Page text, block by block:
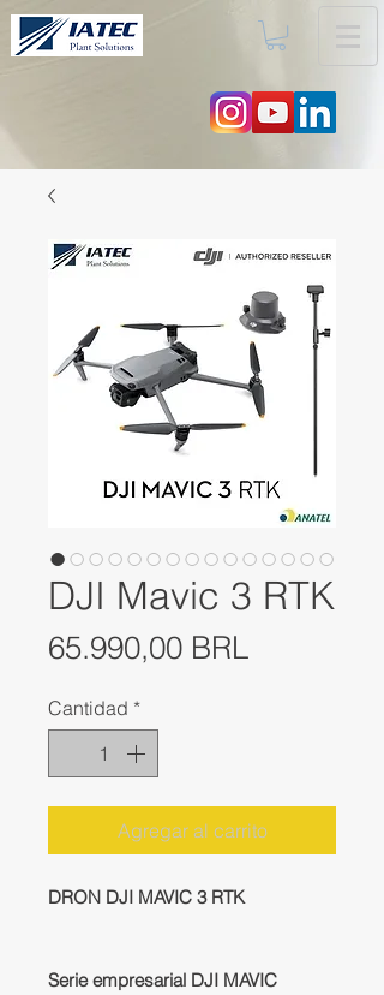
DJI Mavic 3 RTK
65.990,00 BRLPrecio
Cantidad *
Agregar al carrito
DRON DJI MAVIC 3 RTK
Serie empresarial DJI MAVIC